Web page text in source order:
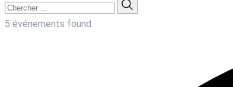
5 événements found.